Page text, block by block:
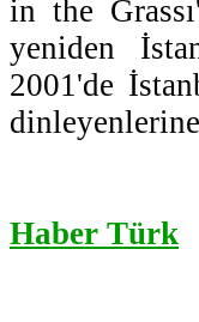
in the
yeniden
2001'de
Haber Türk